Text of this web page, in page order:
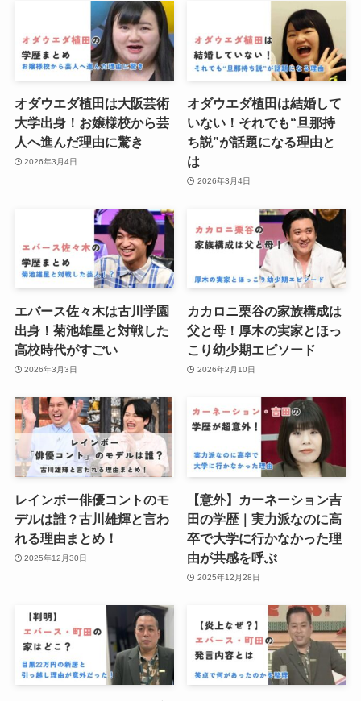
オダウエダ植田は大阪芸術
大学出身！お嬢様校から芸
人へ進んだ理由に驚き
2026年3月4日
オダウエダ植田は結婚して
いない！それでも“旦那持
ち説”が話題になる理由と
は
2026年3月4日
エバース佐々木は古川学園
出身！菊池雄星と対戦した
高校時代がすごい
2026年3月3日
カカロニ栗谷の家族構成は
父と母！厚木の実家とほっ
こり幼少期エピソード
2026年2月10日
レインボー俳優コントのモ
デルは誰？古川雄輝と言わ
れる理由まとめ！
2025年12月30日
【意外】カーネーション吉
田の学歴｜実力派なのに高
卒で大学に行かなかった理
由が共感を呼ぶ
2025年12月28日